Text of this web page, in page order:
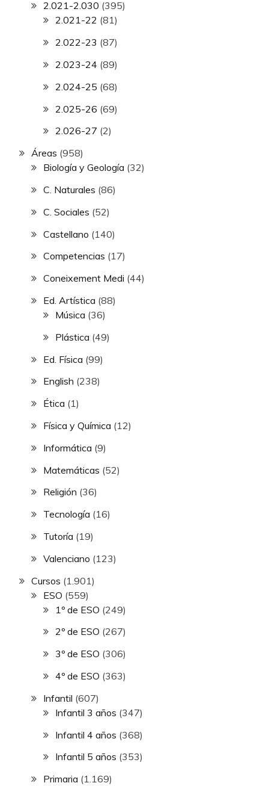
2.021-2.030 (395)
2.021-22 (81)
2.022-23 (87)
2.023-24 (89)
2.024-25 (68)
2.025-26 (69)
2.026-27 (2)
Áreas (958)
Biología y Geología (32)
C. Naturales (86)
C. Sociales (52)
Castellano (140)
Competencias (17)
Coneixement Medi (44)
Ed. Artística (88)
Música (36)
Plástica (49)
Ed. Física (99)
English (238)
Ética (1)
Física y Química (12)
Informática (9)
Matemáticas (52)
Religión (36)
Tecnología (16)
Tutoría (19)
Valenciano (123)
Cursos (1.901)
ESO (559)
1º de ESO (249)
2º de ESO (267)
3º de ESO (306)
4º de ESO (363)
Infantil (607)
Infantil 3 años (347)
Infantil 4 años (368)
Infantil 5 años (353)
Primaria (1.169)